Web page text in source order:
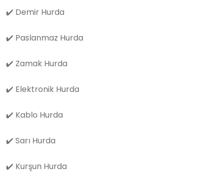
✔️ Demir Hurda
✔️ Paslanmaz Hurda
✔️ Zamak Hurda
✔️ Elektronik Hurda
✔️ Kablo Hurda
✔️ Sarı Hurda
✔️ Kurşun Hurda